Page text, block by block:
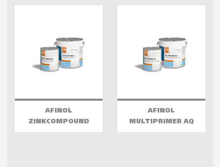
AFINOL
ZINKCOMPOUND
AFINOL
MULTIPRIMER AQ